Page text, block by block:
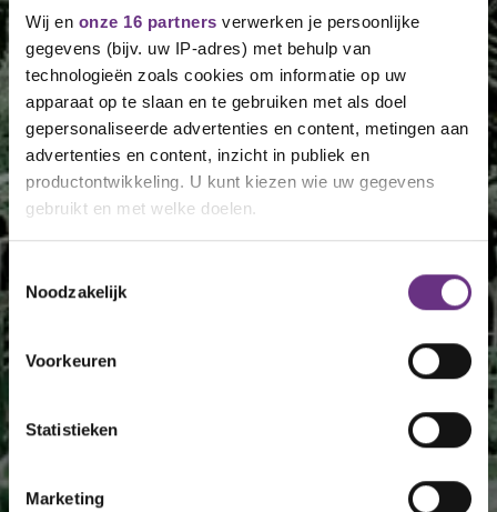
Wij en onze 16 partners verwerken je persoonlijke
gegevens (bijv. uw IP-adres) met behulp van
technologieën zoals cookies om informatie op uw
apparaat op te slaan en te gebruiken met als doel
gepersonaliseerde advertenties en content, metingen aan
advertenties en content, inzicht in publiek en
productontwikkeling. U kunt kiezen wie uw gegevens
gebruikt en met welke doelen.
Informatie verzamelen over uw geografische
Uw apparaat identificeren door het actief te
scannen op specifieke eigenschappen (fingerprinting)
verwerkt en stel uw voorkeuren in het
detailgedeelte in.
Noodzakelijk
Voorkeuren
Statistieken
Marketing